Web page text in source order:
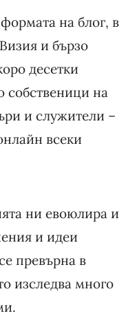
на блог, в
и бързо
десетки
на
и служители –
всеки
ни евоюлира и
и идеи
превърна в
изследва много